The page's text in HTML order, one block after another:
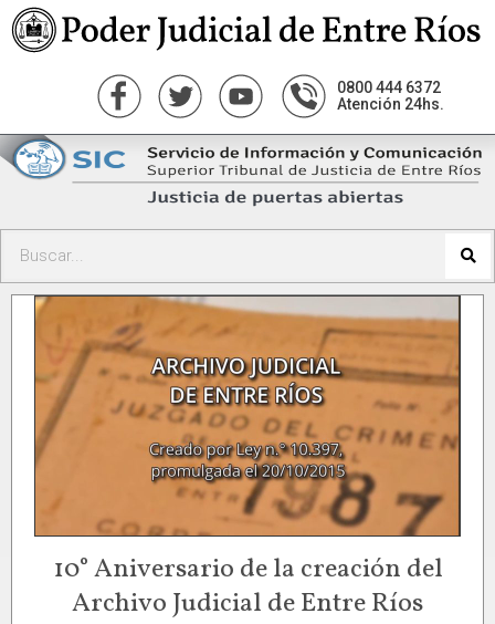
0800 444 6372
Atención 24hs.
10° Aniversario de la creación del
Archivo Judicial de Entre Ríos